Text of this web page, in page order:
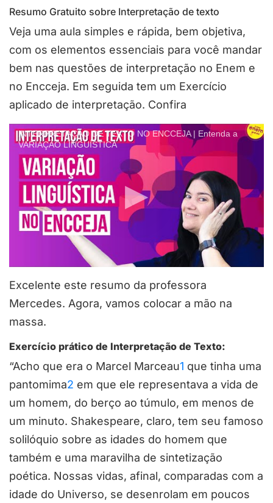
Resumo Gratuito sobre Interpretação de texto
Veja uma aula simples e rápida, bem objetiva,
com os elementos essenciais para você mandar
bem nas questões de interpretação no Enem e
no Encceja. Em seguida tem um Exercício
aplicado de interpretação. Confira
INTERPRETAÇÃO DE TEXTO NO ENCCEJA | Entenda a
VARIAÇÃO LINGUÍSTICA
Excelente este resumo da professora
Mercedes. Agora, vamos colocar a mão na
massa.
Exercício prático de Interpretação de Texto:
“Acho que era o Marcel Marceau1 que tinha uma
pantomima2 em que ele representava a vida de
um homem, do berço ao túmulo, em menos de
um minuto. Shakespeare, claro, tem seu famoso
solilóquio sobre as idades do homem que
também e uma maravilha de sintetização
poética. Nossas vidas, afinal, comparadas com a
idade do Universo, se desenrolam em poucos